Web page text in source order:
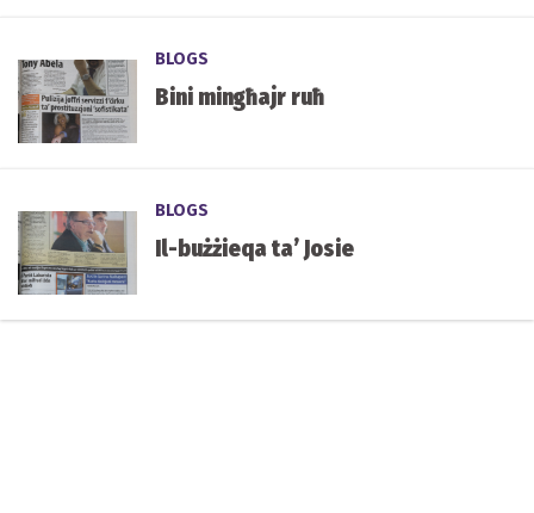
BLOGS
Bini mingħajr ruħ
BLOGS
Il-bużżieqa ta’ Josie